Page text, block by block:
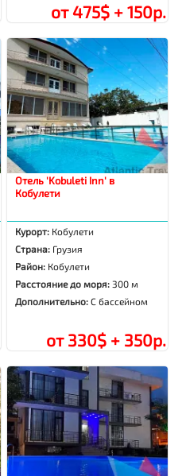
от 475$ + 150р.
Отель 'Kobuleti Inn' в
Кобулети
Курорт: Кобулети
Страна: Грузия
Район: Кобулети
Расстояние до моря: 300 м
Дополнительно:С бассейном
от 330$ + 350р.